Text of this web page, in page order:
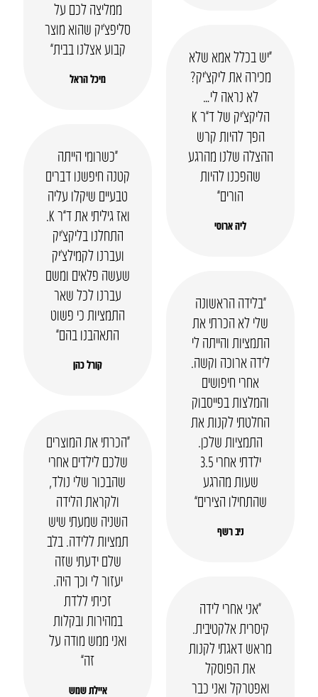
ממליצה לכם על
סליפצ’יק שהוא מוצר
קבוע אצלנו בבית”
מיכל הראל
“יש בכלל אמא שלא
מכירה את ליקצ’יק?
לא נראה לי…
הליקצ’יק של ד”ר K
הפך להיות קרש
ההצלה שלנו מהרגע
שהפכנו להיות
הורים”
ליה ארוסי
“כשרומי הייתה
קטנה חיפשנו דברים
טבעיים שיקלו עליה
התחלנו בליקצ’יק
ועברנו לקמילצ’יק
שעשה פלאים ומשם
עברנו לכל שאר
התמציות כי פשוט
התאהבנו בהם”
קורל כהן
“בלידה הראשונה
שלי לא הכרתי את
התמציות והייתה לי
לידה ארוכה וקשה.
אחרי חיפושים
והמלצות בפייסבוק
החלטתי לקנות את
התמציות שלכן.
ילדתי אחרי 3.5
שעות מהרגע
שהתחילו הצירים”
ניב רשף
“הכרתי את המוצרים
שלכם לילדים אחרי
שהבכור שלי נולד,
ולקראת הלידה
השניה שמעתי שיש
תמציות ללידה. בלב
שלם ידעתי שזה
יעזור לי וכך היה.
זכיתי ללדת
במהירות ובקלות
ואני ממש מודה על
זה”
איילת שמש
“אני אחרי לידה
קיסרית אלקטיבית.
מראש דאגתי לקנות
את הפוסקל
ואפטרקל ואני כבר